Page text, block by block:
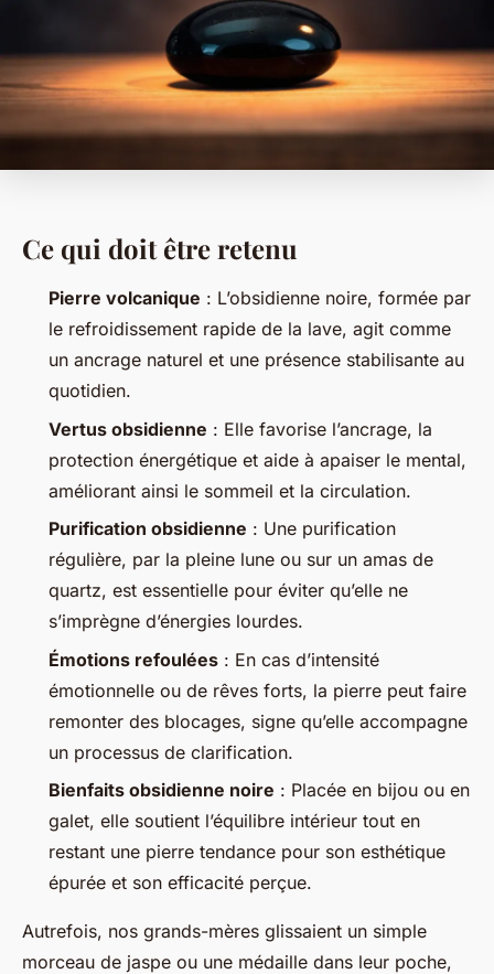
Ce qui doit être retenu
Pierre volcanique : L’obsidienne noire, formée par
le refroidissement rapide de la lave, agit comme
un ancrage naturel et une présence stabilisante au
quotidien.
Vertus obsidienne : Elle favorise l’ancrage, la
protection énergétique et aide à apaiser le mental,
améliorant ainsi le sommeil et la circulation.
Purification obsidienne : Une purification
régulière, par la pleine lune ou sur un amas de
quartz, est essentielle pour éviter qu’elle ne
s’imprègne d’énergies lourdes.
Émotions refoulées : En cas d’intensité
émotionnelle ou de rêves forts, la pierre peut faire
remonter des blocages, signe qu’elle accompagne
un processus de clarification.
Bienfaits obsidienne noire : Placée en bijou ou en
galet, elle soutient l’équilibre intérieur tout en
restant une pierre tendance pour son esthétique
épurée et son efficacité perçue.
Autrefois, nos grands-mères glissaient un simple
morceau de jaspe ou une médaille dans leur poche,